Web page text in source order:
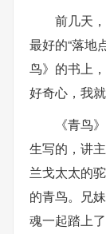
前几天
最好的“落地
鸟》的书上
好奇心，我
《青鸟
生写的，讲
兰戈太太的
的青鸟。兄
魂一起踏上